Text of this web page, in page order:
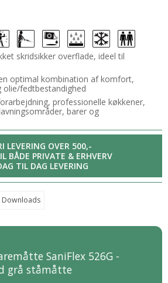
skridsikker overflade, ideel til
optimal kombination af komfort,
olie/fedtbestandighed
professionelle køkkener,
barer og
LEVERING OVER 500,-
BÅDE PRIVATE & ERHVERV
TIL DAG LEVERING
Downloads
SaniFlex 526G -
grå ståmåtte